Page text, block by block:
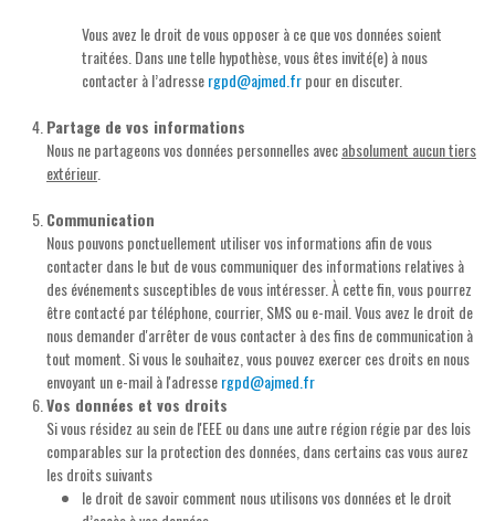
Vous avez le droit de vous opposer à ce que vos données soient
traitées. Dans une telle hypothèse, vous êtes invité(e) à nous
contacter à l’adressergpd@ajmed.frpour en discuter.
Partage de vos informations
Nous ne partageons vos données personnelles avecabsolument aucun tiers
extérieur.
Communication
Nous pouvons ponctuellement utiliser vos informations afin de vous
contacter dans le but de vous communiquer des informations relatives à
des événements susceptibles de vous intéresser. À cette fin, vous pourrez
être contacté par téléphone, courrier, SMS ou e-mail. Vous avez le droit de
nous demander d'arrêter de vous contacter à des fins de communication à
tout moment. Si vous le souhaitez, vous pouvez exercer ces droits en nous
envoyant un e-mail à l'adressergpd@ajmed.fr
Vos données et vos droits
Si vous résidez au sein de l'EEE ou dans une autre région régie par des lois
comparables sur la protection des données, dans certains cas vous aurez
les droits suivants
le droit de savoir comment nous utilisons vos données et le droit